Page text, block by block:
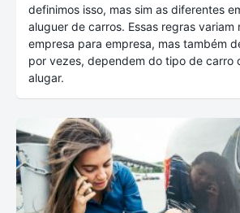
definimos isso, mas sim as diferentes
aluguer de carros. Essas regras variam
empresa para empresa, mas também
por vezes, dependem do tipo de carro
alugar.